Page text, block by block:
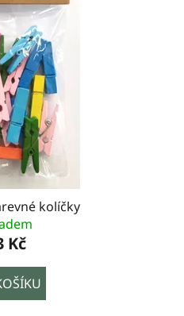
kolíčky
Kč